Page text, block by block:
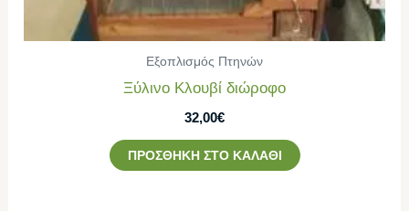
Εξοπλισμός Πτηνών
Ξύλινο Κλουβί διώροφο
32,00€
ΠΡΟΣΘΉΚΗ ΣΤΟ ΚΑΛΆΘΙ